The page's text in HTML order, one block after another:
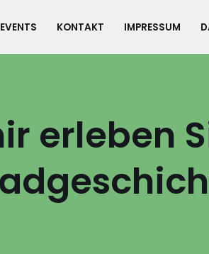
KONTAKT IMPRESSUM
erleben